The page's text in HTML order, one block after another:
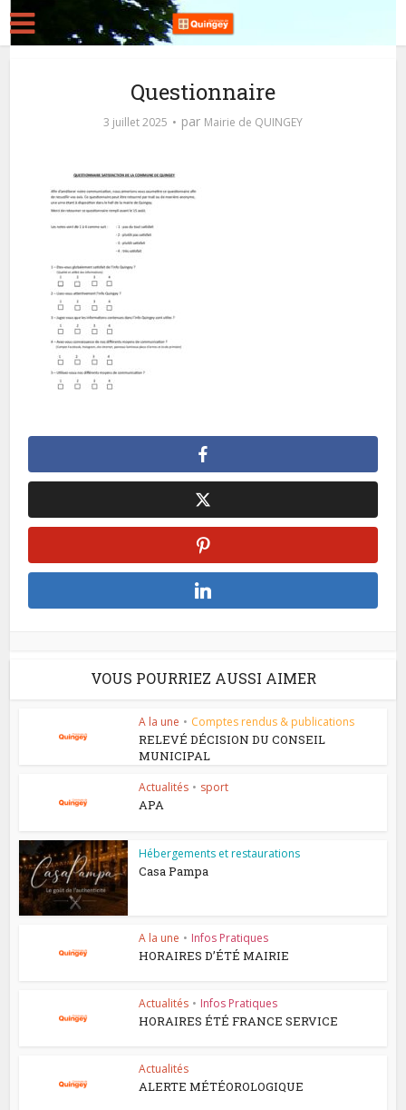
Questionnaire
3 juillet 2025 par Mairie de QUINGEY
VOUS POURRIEZ AUSSI AIMER
A la une • Comptes rendus & publications
RELEVÉ DÉCISION DU CONSEIL
MUNICIPAL
Actualités • sport
APA
Hébergements et restaurations
Casa Pampa
A la une • Infos Pratiques
HORAIRES D’ÉTÉ MAIRIE
Actualités • Infos Pratiques
HORAIRES ÉTÉ FRANCE SERVICE
Actualités
ALERTE MÉTÉOROLOGIQUE